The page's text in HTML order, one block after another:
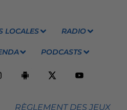
LOCALES RADIO
PODCASTS
RÈGLEMENT DES JEUX